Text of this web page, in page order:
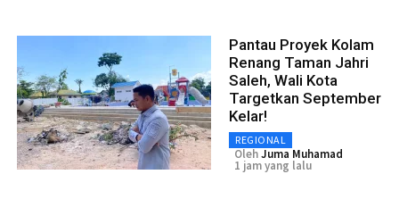
Pantau Proyek Kolam
Renang Taman Jahri
Saleh, Wali Kota
Targetkan September
Kelar!
REGIONAL
OlehJuma Muhamad
1 jam yang lalu